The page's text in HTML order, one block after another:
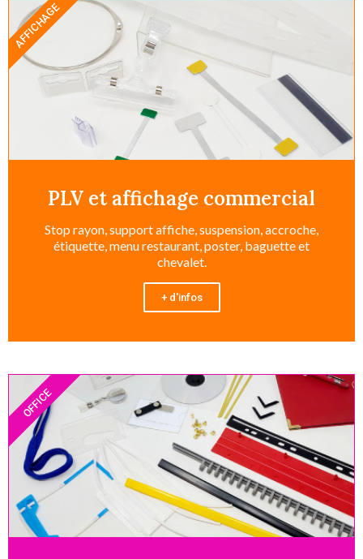
PLV et affichage commercial
Stop rayon, support affiche, suspension, accroche,
étiquette, menu restaurant, poster, baguette et
chevalet.
+ d'infos
AFFICHAGE
OFFICE